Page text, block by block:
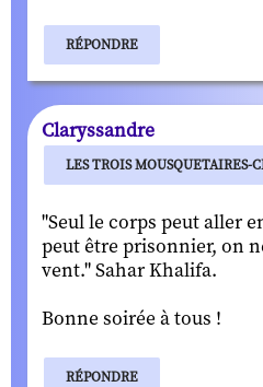
RÉPONDRE
Claryssandre
LES TROIS MOUSQUETAIRES-
"Seul le corps peut aller
peut être prisonnier, on
vent." Sahar Khalifa.
Bonne soirée à tous !
RÉPONDRE